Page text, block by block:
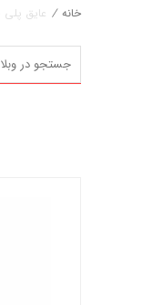
خانه / عایق پلی